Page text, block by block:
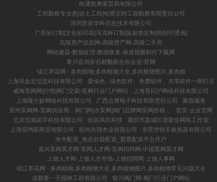
南通凯弗莱贸易有限公司
工程勘察专业类|岩土工程|哈密王特工程勘察有限责任公司
深圳世辰华科信息技术有限公司
广告衫订制|文化衫印花|马克杯订制|鼠标垫定制|热转印烫画|
高陵房产信息网-高陵房产网-高陵二手房
网站建设-数据处理-数据恢复-南皮视频制作下载网
青川县圳岁石材翻新合伙企业-官网
镇江养花网 - 多肉植物,多肉植物大全,多肉植物图片,多肉植
上海讯金宏信息科技有限公司
爱绿色 - 绿色软件、免费软件、共享软件一网打尽
威海泵阀网|行情|阀门交易-泵阀行业门户网站
上海苔闪沪网络科技有限公司
上海隆介妙网络科技有限公司
广西点菁电子科技有限责任公司
家政服务
郑州泵阀网-泵阀供应商，阀门网|水泵网|阀门品牌网泵阀价格，
首页-企业官网
北京浩瀚岚宇科技有限公司
创辰风尚科技
莆田市荔城区谱家佳网络工作室
上海宸鸿新商贸有限公司
杭州永翔木业有限公司
东莞市恒丰换热器有限公司
米牛配资_免息炒股配资_股票配资平台开户
嘉兴泵阀英才网-泵阀人才网-泵阀招聘网-中国泵阀英才网
上饶人才网-上饶人才市场-上饶招聘网-上饶人事网
镇江养花网 - 多肉植物,多肉植物大全,多肉植物图片,多肉植物常见问题大全
成都夏一天园林工程有限公司
银川阀门网-阀门行业门户网站